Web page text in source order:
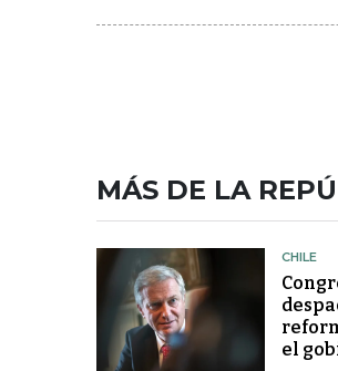
MÁS DE LA
CHILE
el